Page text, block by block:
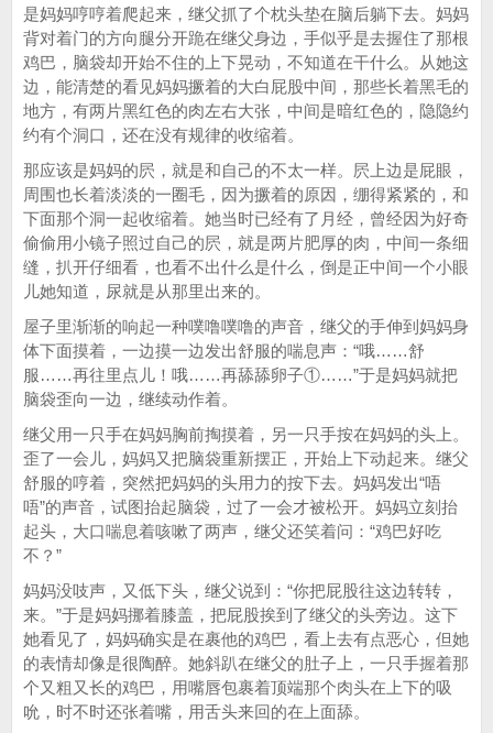
是妈妈哼哼着爬起来，继父抓了个枕头垫在脑后躺下去。妈妈
背对着门的方向腿分开跪在继父身边，手似乎是去握住了那根
鸡巴，脑袋却开始不住的上下晃动，不知道在干什么。从她这
边，能清楚的看见妈妈撅着的大白屁股中间，那些长着黑毛的
地方，有两片黑红色的肉左右大张，中间是暗红色的，隐隐约
约有个洞口，还在没有规律的收缩着。
那应该是妈妈的屄，就是和自己的不太一样。屄上边是屁眼，
周围也长着淡淡的一圈毛，因为撅着的原因，绷得紧紧的，和
下面那个洞一起收缩着。她当时已经有了月经，曾经因为好奇
偷偷用小镜子照过自己的屄，就是两片肥厚的肉，中间一条细
缝，扒开仔细看，也看不出什么是什么，倒是正中间一个小眼
儿她知道，尿就是从那里出来的。
屋子里渐渐的响起一种噗噜噗噜的声音，继父的手伸到妈妈身
体下面摸着，一边摸一边发出舒服的喘息声：“哦……舒
服……再往里点儿！哦……再舔舔卵子①……”于是妈妈就把
脑袋歪向一边，继续动作着。
继父用一只手在妈妈胸前掏摸着，另一只手按在妈妈的头上。
歪了一会儿，妈妈又把脑袋重新摆正，开始上下动起来。继父
舒服的哼着，突然把妈妈的头用力的按下去。妈妈发出“唔
唔”的声音，试图抬起脑袋，过了一会才被松开。妈妈立刻抬
起头，大口喘息着咳嗽了两声，继父还笑着问：“鸡巴好吃
不？”
妈妈没吱声，又低下头，继父说到：“你把屁股往这边转转，
来。”于是妈妈挪着膝盖，把屁股挨到了继父的头旁边。这下
她看见了，妈妈确实是在裹他的鸡巴，看上去有点恶心，但她
的表情却像是很陶醉。她斜趴在继父的肚子上，一只手握着那
个又粗又长的鸡巴，用嘴唇包裹着顶端那个肉头在上下的吸
吮，时不时还张着嘴，用舌头来回的在上面舔。